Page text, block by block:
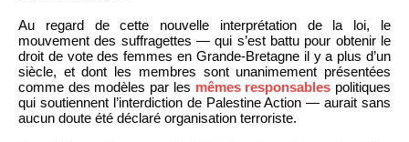
Au regard de cette nouvelle interprétation de la loi, le
mouvement des suffragettes — qui s’est battu pour obtenir le
droit de vote des femmes en Grande-Bretagne il y a plus d’un
siècle, et dont les membres sont unanimement présentées
comme des modèles par les mêmes responsables politiques
qui soutiennent l’interdiction de Palestine Action — aurait sans
aucun doute été déclaré organisation terroriste.